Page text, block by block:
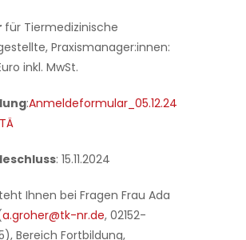
für Tiermedizinische
Praxismanager:innen:
inkl. MwSt.
:Anmeldeformular_05.12.24
: 15.11.2024
Ihnen bei Fragen Frau Ada
a.groher@tk-nr.de, 02152-
Bereich Fortbildung,